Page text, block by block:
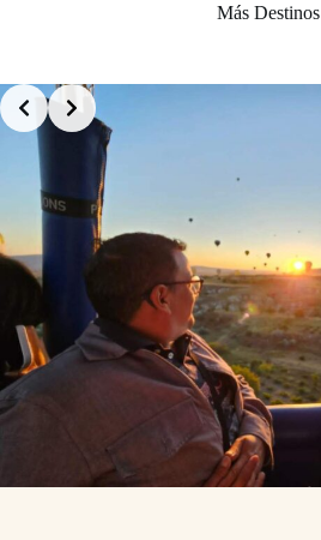
Más Destinos
Slide 3 of 10